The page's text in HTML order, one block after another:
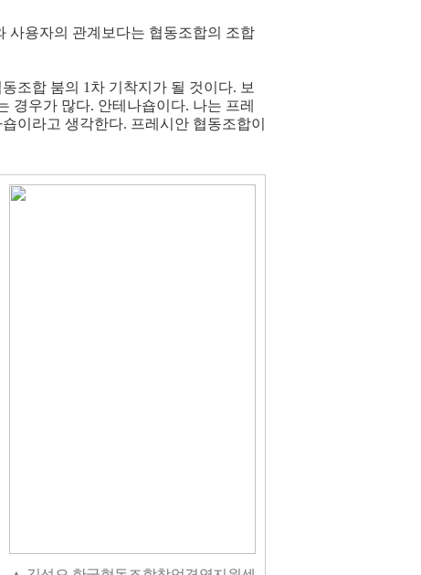
사용자의 관계보다는 협동조합의 조합
조합 붐의 1차 기착지가 될 것이다. 보
경우가 많다. 안테나숍이다. 나는 프레
이라고 생각한다. 프레시안 협동조합이